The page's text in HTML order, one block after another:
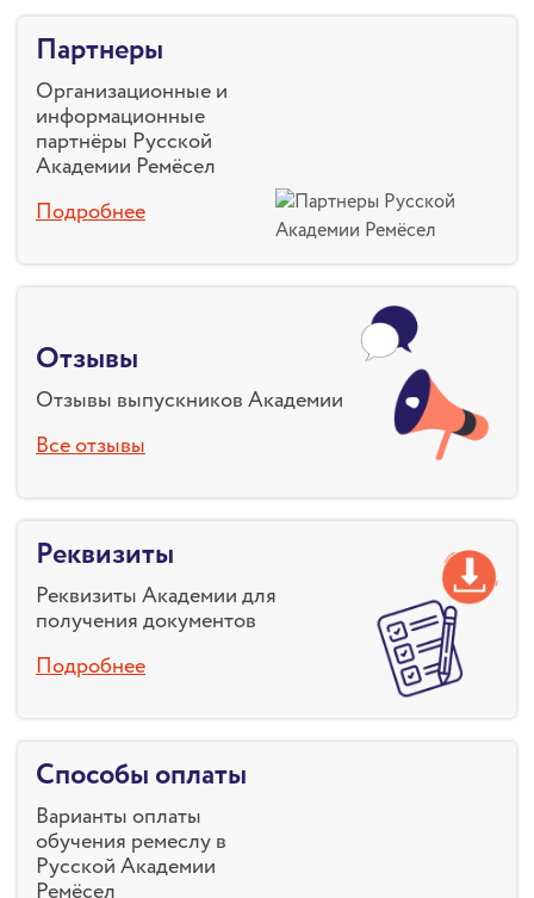
Партнеры
Организационные и
информационные
партнёры Русской
Академии Ремёсел
Подробнее
Отзывы
Отзывы выпускников Академии
Все отзывы
Реквизиты
Реквизиты Академии для
получения документов
Подробнее
Способы оплаты
Варианты оплаты
обучения ремеслу в
Русской Академии